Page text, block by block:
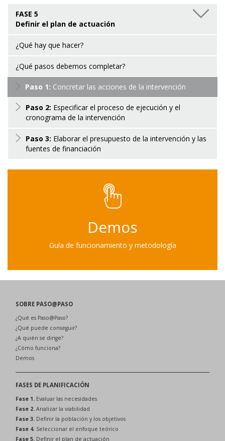
FASE 5
Definir el plan de actuación
¿Qué hay que hacer?
¿Qué pasos debemos completar?
Paso 1: Concretar las acciones de la intervención
Paso 2: Especificar el proceso de ejecución y el
cronograma de la intervención
Paso 3: Elaborar el presupuesto de la intervención y las
fuentes de financiación
Demos
Guía de funcionamiento y metodología
SOBRE PASO@PASO
¿Qué es Paso@Paso?
¿Qué puede conseguir?
¿A quién se dirige?
¿Cómo funciona?
Demos
FASES DE PLANIFICACIÓN
Fase 1. Evaluar las necesidades
Fase 2. Analizar la viabilidad
Fase 3. Definir la población y los objetivos
Fase 4. Seleccionar el enfoque teórico
Fase 5. Definir el plan de actuación